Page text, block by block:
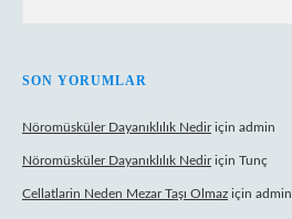
SON YORUMLAR
Nöromüsküler Dayanıklılık Nediriçin admin
Nöromüsküler Dayanıklılık Nediriçin Tunç
Cellatlarin Neden Mezar Taşı Olmaz için admin